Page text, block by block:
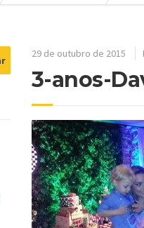
29 de outubro de 2015
3-anos-